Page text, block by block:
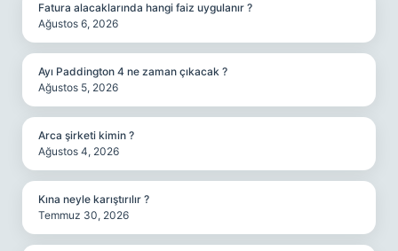
Fatura alacaklarında hangi faiz uygulanır ?
Ağustos 6, 2026
Ayı Paddington 4 ne zaman çıkacak ?
Ağustos 5, 2026
Arca şirketi kimin ?
Ağustos 4, 2026
Kına neyle karıştırılır ?
Temmuz 30, 2026